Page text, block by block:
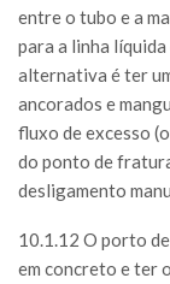
entre o tubo e a
para a linha
alternativa é ter
ancorados e
fluxo de excesso
do ponto de
desligamento
10.1.12 O porto
em concreto e ter